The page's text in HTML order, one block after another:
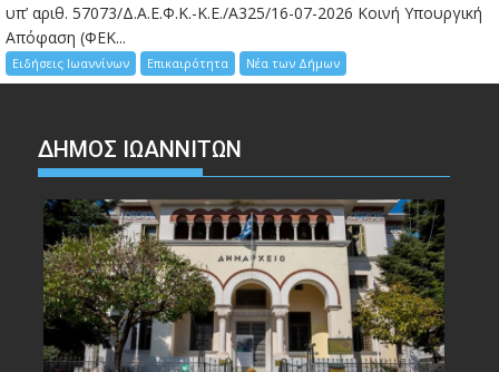
υπ’ αριθ. 57073/Δ.Α.Ε.Φ.Κ.-Κ.Ε./Α325/16-07-2026 Κοινή Υπουργική
Απόφαση (ΦΕΚ...
Ειδήσεις Ιωαννίνων Επικαιρότητα Νέα των Δήμων
ΔΗΜΟΣ ΙΩΑΝΝΙΤΩΝ